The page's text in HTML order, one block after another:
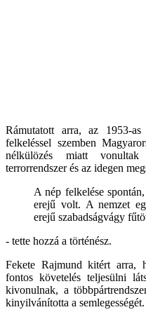
Rámutatott arra, az 1953-
felkeléssel szemben
nélkülözés miatt
terrorrendszer és az idegen
A nép felkelése
erejű volt. A nemzet
erejű szabadságvágy
- tette hozzá a történész.
Fekete Rajmund kitért arra,
fontos követelés teljesülni
kivonulnak, a
kinyilvánította a semlegességét.